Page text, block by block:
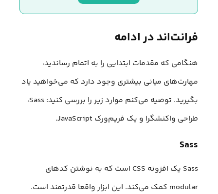
فرانت‌اند در ادامه
هنگامی که مقدمات ابتدایی را به اتمام رساندید،
مهارت‌های میانی بیشتری وجود دارد که می‌خواهید یاد
بگیرید. توصیه می‌کنم موارد زیر را بررسی کنید: Sass،
طراحی واکنشگرا و یک فریم‌ورک JavaScript.
Sass
Sass یک افزونه CSS است که به نوشتن کدهای
modular کمک می‌کند. این ابزار واقعا قدرتمند است.